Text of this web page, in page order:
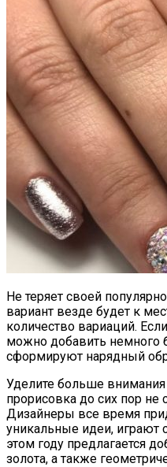
Не теряет своей
вариант везде будет к
количество вариаций.
можно добавить немного
сформируют нарядный
Уделите больше
прорисовка до сих пор не
Дизайнеры все время
уникальные идеи, играют
этом году предлагается
золота, а также